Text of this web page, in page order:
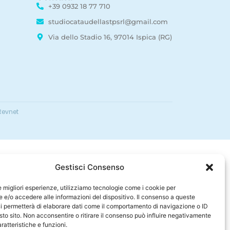
Gestisci Consenso
migliori esperienze, utilizziamo tecnologie come i cookie per
e/o accedere alle informazioni del dispositivo. Il consenso a queste
permetterà di elaborare dati come il comportamento di navigazione o ID
sito. Non acconsentire o ritirare il consenso può influire negativamente
e funzioni.
+39 0932 18 77 710
studiocataudellastpsrl@gmail.com
Via dello Stadio 16, 97014 Ispica (RG)